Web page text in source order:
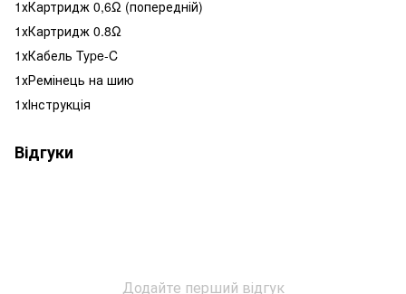
1хКартридж 0,6Ω (попередній)
1хКартридж 0.8Ω
1хКабель Type-C
1хРемінець на шию
1хІнструкція
Відгуки
Додайте перший відгук